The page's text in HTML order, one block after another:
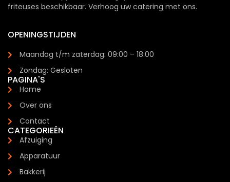
friteuses beschikbaar. Verhoog uw catering met ons.
OPENINGSTIJDEN
Maandag t/m zaterdag: 09:00 – 18:00
Zondag: Gesloten
PAGINA'S
Home
Over ons
Contact
CATEGORIEËN
Afzuiging
Apparatuur
Bakkerij